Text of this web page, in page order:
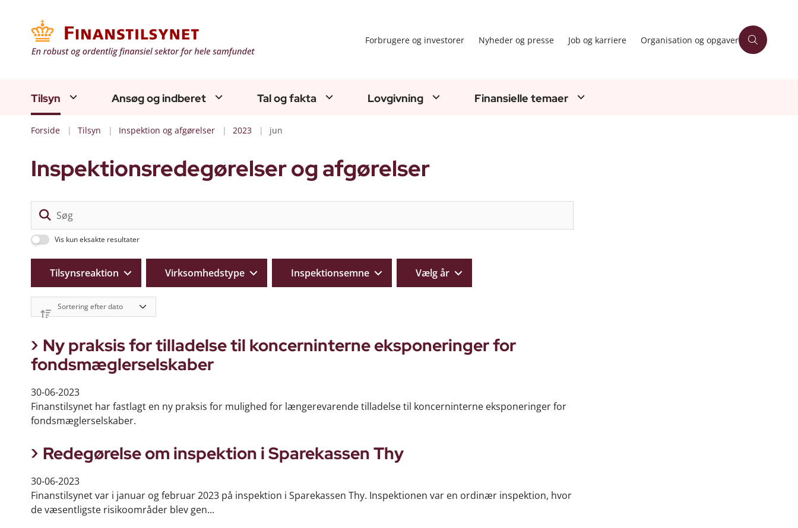
Forbrugere og investorer Nyheder og presse Job og karriere Organisation og opgaver
Tilsyn Ansøg og indberet Tal og fakta Lovgivning Finansielle temaer
Forside Tilsyn Inspektion og afgørelser 2023 jun
Inspektionsredegørelser og afgørelser
Vis kun eksakte resultater
Tilsynsreaktion Virksomhedstype Inspektionsemne Vælg år
Ny praksis for tilladelse til koncerninterne eksponeringer for
fondsmæglerselskaber
30-06-2023
Finanstilsynet har fastlagt en ny praksis for mulighed for længerevarende tilladelse til koncerninterne eksponeringer for
fondsmæglerselskaber.
Redegørelse om inspektion i Sparekassen Thy
30-06-2023
Finanstilsynet var i januar og februar 2023 på inspektion i Sparekassen Thy. Inspektionen var en ordinær inspektion, hvor
de væsentligste risikoområder blev gen...